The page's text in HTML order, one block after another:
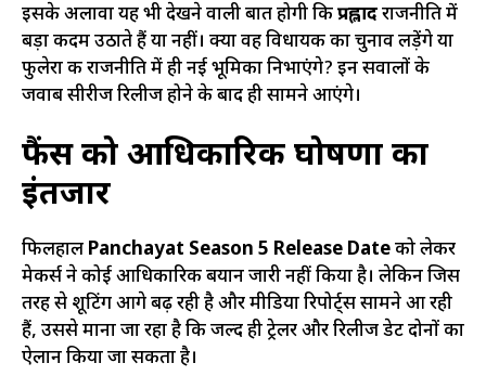
इसके अलावा यह भी देखने वाली बात होगी किप्रह्लादराजनीति में
बड़ा कदम उठाते हैं या नहीं। क्या वह विधायक का चुनाव लड़ेंगे या
फुलेरा की राजनीति में ही नई भूमिका निभाएंगे? इन सवालों के
जवाब सीरीज रिलीज होने के बाद ही सामने आएंगे।
फैंस को आधिकारिक घोषणा का
इंतजार
फिलहाल Panchayat Season 5 Release Dateको लेकर
मेकर्स ने कोई आधिकारिक बयान जारी नहीं किया है। लेकिन जिस
तरह से शूटिंग आगे बढ़ रही है और मीडिया रिपोर्ट्स सामने आ रही
हैं, उससे माना जा रहा है कि जल्द ही ट्रेलर और रिलीज डेट दोनों का
ऐलान किया जा सकता है।